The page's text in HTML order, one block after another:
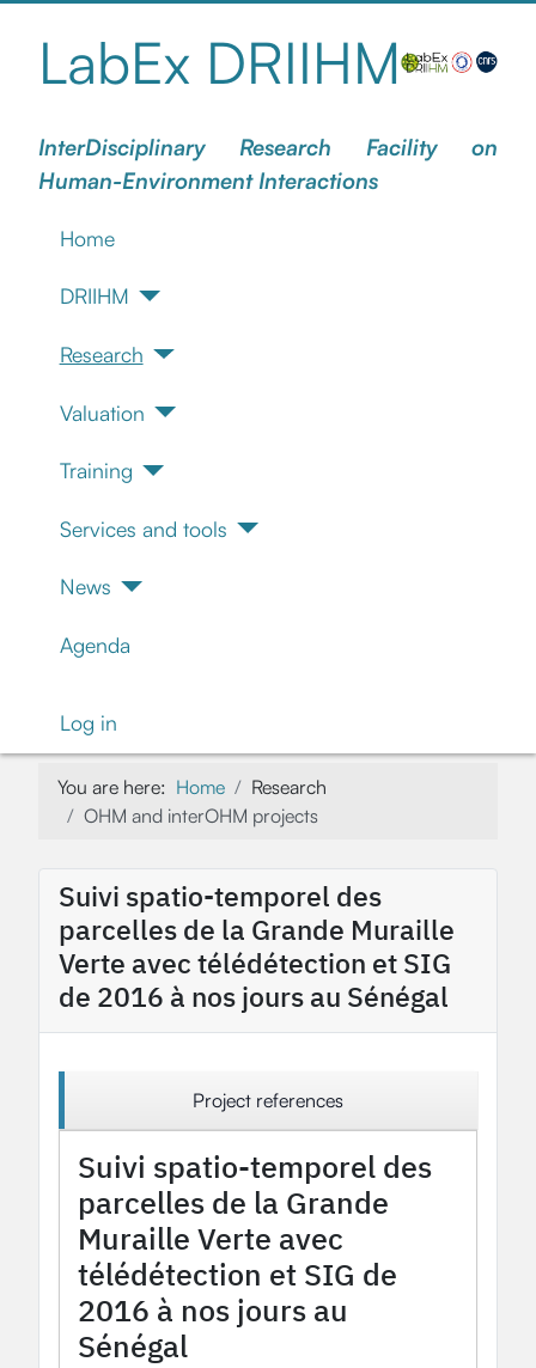
LabEx DRIIHM
InterDisciplinary Research Facility on
Human-Environment Interactions
Home
DRIIHM
Research
Valuation
Training
Services and tools
News
Agenda
Log in
You are here: Home
Research
OHM and interOHM projects
Suivi spatio-temporel des
parcelles de la Grande Muraille
Verte avec télédétection et SIG
de 2016 à nos jours au Sénégal
Project references
Suivi spatio-temporel des
parcelles de la Grande
Muraille Verte avec
télédétection et SIG de
2016 à nos jours au
Sénégal